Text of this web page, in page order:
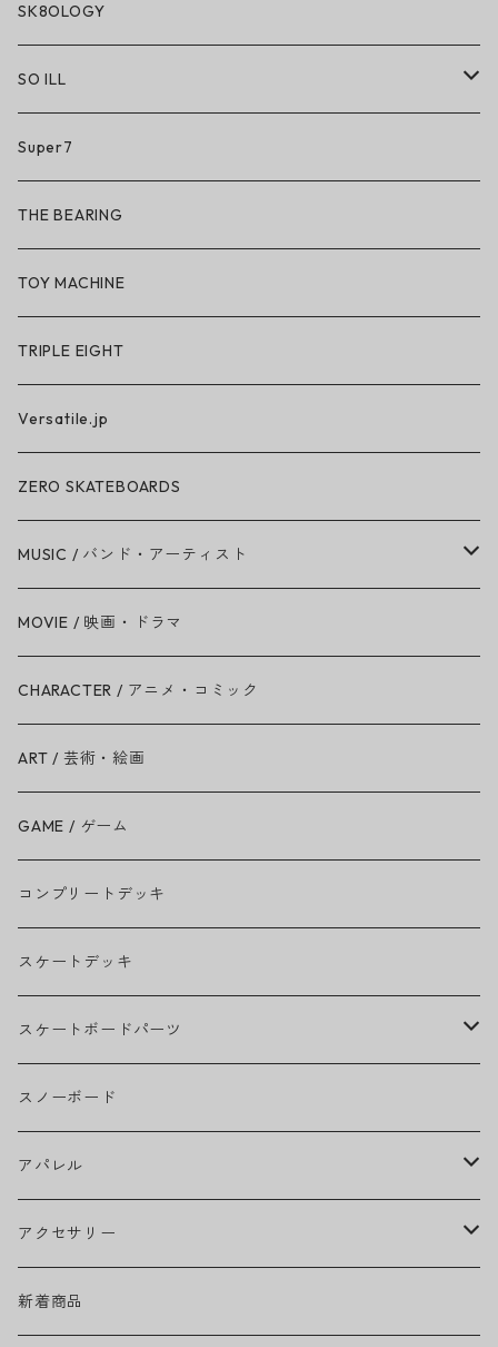
SK8OLOGY
SO ILL
So iLL
So iLL × ON THE ROAM
BN3TH × So iLL × ON THE ROAM
Super7
THE BEARING
TOY MACHINE
TRIPLE EIGHT
Versatile.jp
ZERO SKATEBOARDS
MUSIC / バンド・アーティスト
Amy Winehouse
Ariana Grande
BAD RELIGION
BEASTIE BOYS
THE BEATLES
BILLIE EILISH
BOB MARLEY
CAMILA CABELLO
Ed Sheeran
EMINEM
GREEN DAY
MOVIE / 映画・ドラマ
CHARACTER / アニメ・コミック
ART / 芸術・絵画
GAME / ゲーム
コンプリートデッキ
スケートデッキ
スケートボードパーツ
グリップテープ
ウィール
ベアリング
トラック
スノーボード
アパレル
ヘッドウェア
キャップ
ネックウェア
アクセサリー
ハードグッズ
新着商品